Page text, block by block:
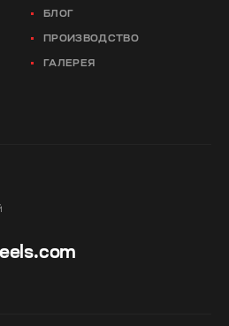
БЛОГ
ПРОИЗВОДСТВО
ГАЛЕРЕЯ